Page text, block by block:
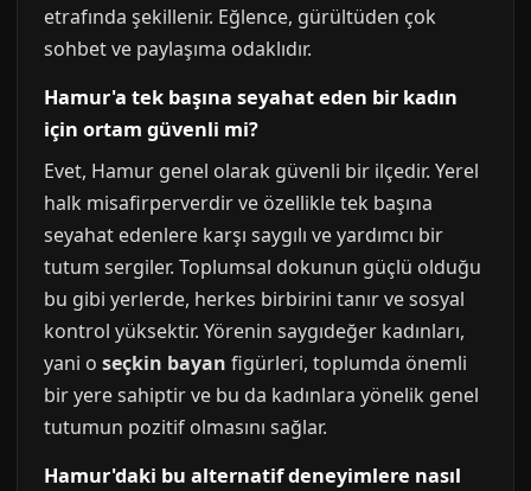
etrafında şekillenir. Eğlence, gürültüden çok
sohbet ve paylaşıma odaklıdır.
Hamur'a tek başına seyahat eden bir kadın
için ortam güvenli mi?
Evet, Hamur genel olarak güvenli bir ilçedir. Yerel
halk misafirperverdir ve özellikle tek başına
seyahat edenlere karşı saygılı ve yardımcı bir
tutum sergiler. Toplumsal dokunun güçlü olduğu
bu gibi yerlerde, herkes birbirini tanır ve sosyal
kontrol yüksektir. Yörenin saygıdeğer kadınları,
yani o seçkin bayan figürleri, toplumda önemli
bir yere sahiptir ve bu da kadınlara yönelik genel
tutumun pozitif olmasını sağlar.
Hamur'daki bu alternatif deneyimlere nasıl